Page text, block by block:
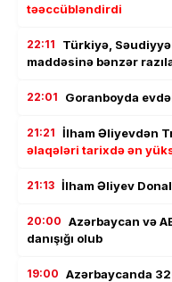
təəccübləndirdi
22:11
Türkiyə,
maddəsinə bənzər
22:01 Goranboyda
21:21 İlham Əliyevdən
əlaqələri tarixdə ən
21:13 İlham Əliyev
20:00 Azərbaycan və
danışığı olub
19:00 Azərbaycanda